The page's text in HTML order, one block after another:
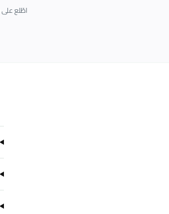
اطّلع على